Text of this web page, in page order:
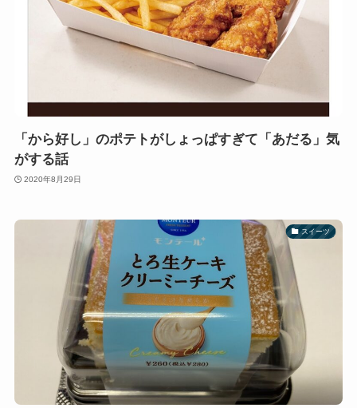
「から好し」のポテトがしょっぱすぎて「あだる」気
がする話
2020年8月29日
スイーツ